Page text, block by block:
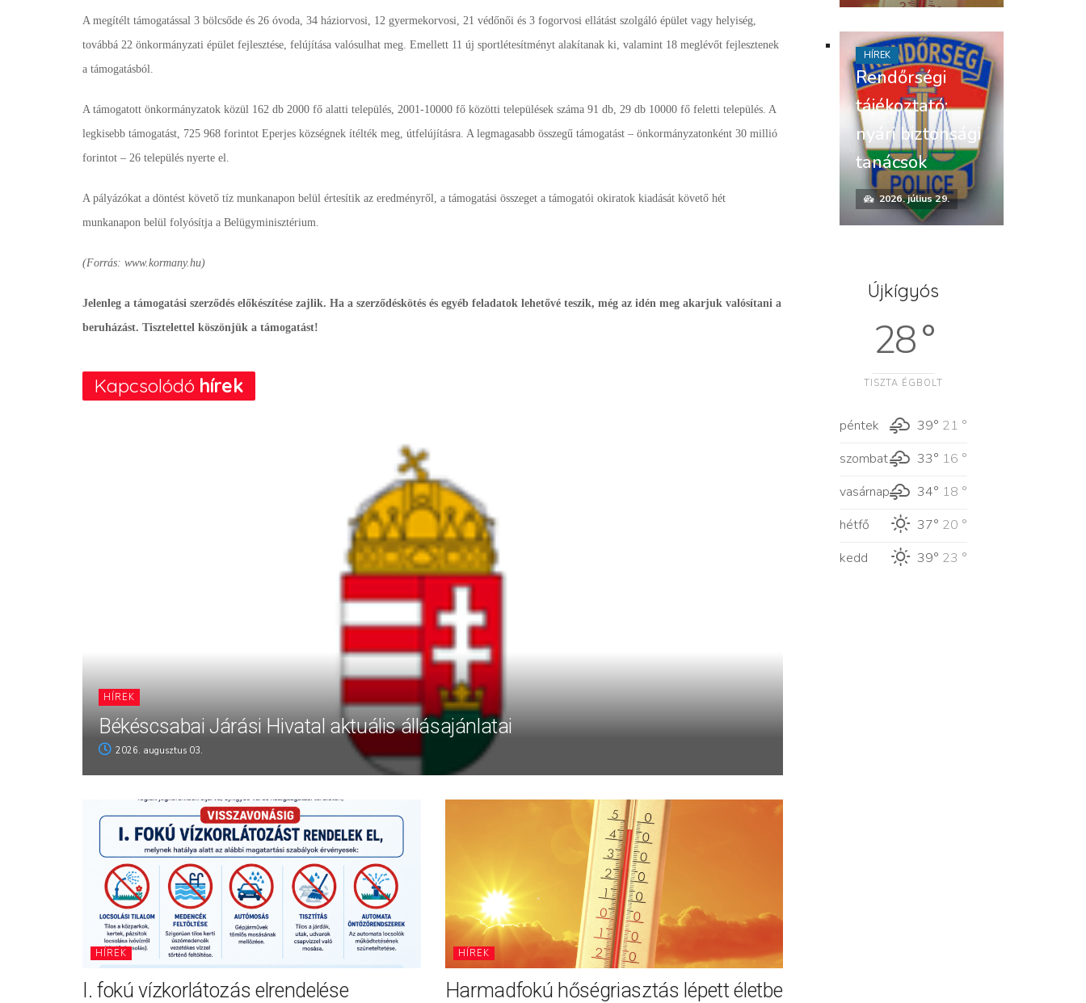
A megítélt támogatással 3 bölcsőde és 26 óvoda, 34 háziorvosi, 12 gyermekorvosi, 21 védőnői és 3 fogorvosi ellátást szolgáló épület vagy helyiség,
továbbá 22 önkormányzati épület fejlesztése, felújítása valósulhat meg. Emellett 11 új sportlétesítményt alakítanak ki, valamint 18 meglévőt fejlesztenek
a támogatásból.
A támogatott önkormányzatok közül 162 db 2000 fő alatti település, 2001-10000 fő közötti települések száma 91 db, 29 db 10000 fő feletti település. A
legkisebb támogatást, 725 968 forintot Eperjes községnek ítélték meg, útfelújításra. A legmagasabb összegű támogatást – önkormányzatonként 30 millió
forintot – 26 település nyerte el.
A pályázókat a döntést követő tíz munkanapon belül értesítik az eredményről, a támogatási összeget a támogatói okiratok kiadását követő hét
munkanapon belül folyósítja a Belügyminisztérium.
(Forrás: www.kormany.hu)
Jelenleg a támogatási szerződés előkészítése zajlik. Ha a szerződéskötés és egyéb feladatok lehetővé teszik, még az idén meg akarjuk valósítani a
beruházást. Tisztelettel köszönjük a támogatást!
Kapcsolódó hírek
HÍREK
Békéscsabai Járási Hivatal aktuális állásajánlatai
2026. augusztus 03.
HÍREK
I. fokú vízkorlátozás elrendelése
HÍREK
Harmadfokú hőségriasztás lépett életbe
Rendőrségi
tájékoztató:
nyári biztonsági
tanácsok
2026. július 29.
HÍREK
Újkígyós
28 °
TISZTA ÉGBOLT
péntek 39° 21 °
szombat
33° 16 °
vasárnap
34° 18 °
hétfő
37° 20 °
kedd
39° 23 °